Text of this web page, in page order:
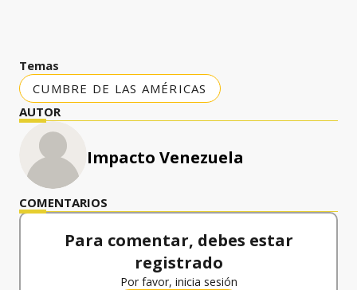
Temas
CUMBRE DE LAS AMÉRICAS
AUTOR
Impacto Venezuela
COMENTARIOS
Para comentar, debes estar
registrado
Por favor, inicia sesión